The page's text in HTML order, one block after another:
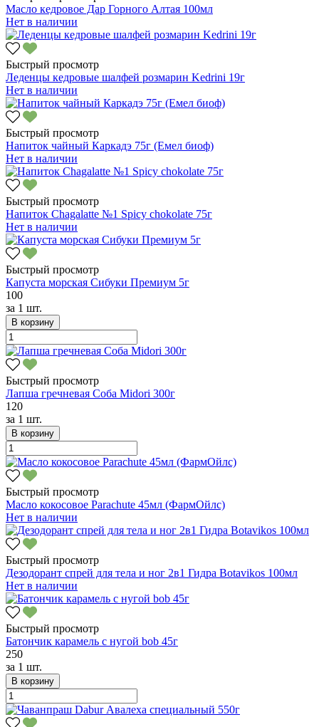
Масло кедровое Дар Горного Алтая 100мл
Нет в наличии
Быстрый просмотр
Леденцы кедровые шалфей розмарин Kedrini 19г
Нет в наличии
Быстрый просмотр
Напиток чайный Каркадэ 75г (Емел биоф)
Нет в наличии
Быстрый просмотр
Напиток Chagalatte №1 Spicy chokolate 75г
Нет в наличии
Быстрый просмотр
Капуста морская Сибуки Премиум 5г
100
за 1 шт.
В корзину
Быстрый просмотр
Лапша гречневая Соба Midori 300г
120
за 1 шт.
В корзину
Быстрый просмотр
Масло кокосовое Parachute 45мл (ФармОйлс)
Нет в наличии
Быстрый просмотр
Дезодорант спрей для тела и ног 2в1 Гидра Botavikos 100мл
Нет в наличии
Быстрый просмотр
Батончик карамель с нугой bob 45г
250
за 1 шт.
В корзину